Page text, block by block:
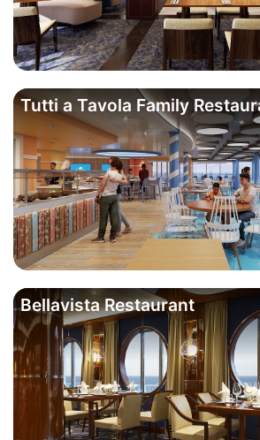
Tutti a Tavola Family
Bellavista Restaurant